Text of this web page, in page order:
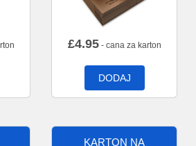
£4.95- cana za karton
DODAJ
KARTON NA